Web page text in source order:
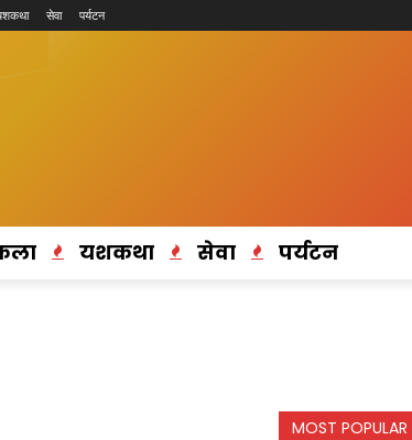
सेवा पर्यटन
यशकथा सेवा पर्यटन
MOST POPULAR